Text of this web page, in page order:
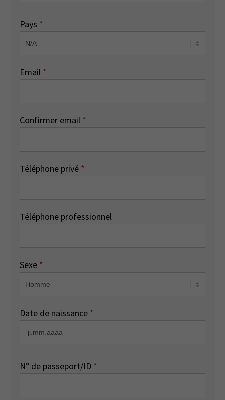
Pays *
Email *
Confirmer email *
Téléphone privé *
Téléphone professionnel
Sexe *
Date de naissance *
N° de passeport/ID *